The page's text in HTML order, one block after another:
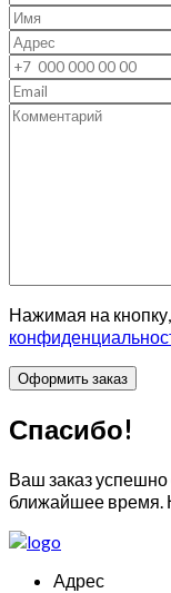
Нажимая на
Спасибо!
Ваш заказ
ближайшее время.
Адрес